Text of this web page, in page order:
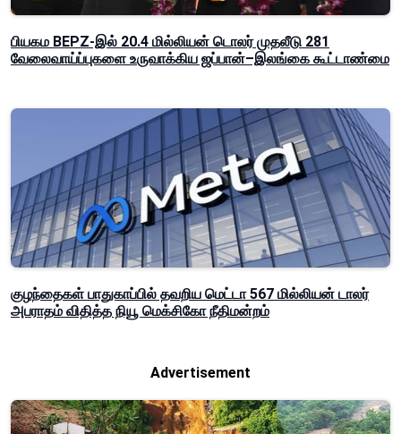
பியகம BEPZ-இல் 20.4 மில்லியன் டொலர் முதலீடு 281
வேலைவாய்ப்புகளை உருவாக்கிய ஜப்பான்–இலங்கை கூட்டாண்மை
குழந்தைகள் பாதுகாப்பில் தவறிய மெட்டா 567 மில்லியன் டாலர்
அபராதம் விதித்த நியூ மெக்சிகோ நீதிமன்றம்
Advertisement